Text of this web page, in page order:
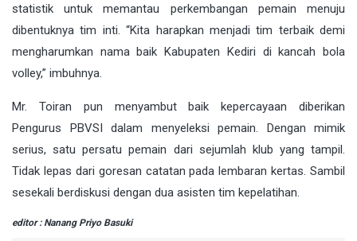
statistik untuk memantau perkembangan pemain menuju
dibentuknya tim inti. “Kita harapkan menjadi tim terbaik demi
mengharumkan nama baik Kabupaten Kediri di kancah bola
volley,” imbuhnya.
Mr. Toiran pun menyambut baik kepercayaan diberikan
Pengurus PBVSI dalam menyeleksi pemain. Dengan mimik
serius, satu persatu pemain dari sejumlah klub yang tampil.
Tidak lepas dari goresan catatan pada lembaran kertas. Sambil
sesekali berdiskusi dengan dua asisten tim kepelatihan.
editor : Nanang Priyo Basuki